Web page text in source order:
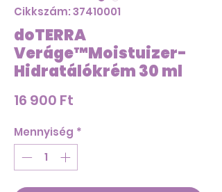
Cikkszám: 37410001
doTERRA
Veráge™Moistuizer-
Hidratálókrém 30 ml
16 900 Ft
Mennyiség *